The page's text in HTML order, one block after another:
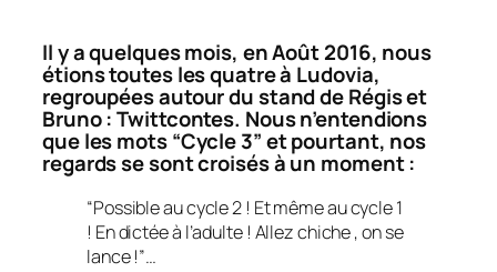
Il y a quelques mois, en Août 2016, nous
étions toutes les quatre à Ludovia,
regroupées autour du stand de Régis et
Bruno : Twittcontes. Nous n’entendions
que les mots “Cycle 3” et pourtant, nos
regards se sont croisés à un moment :
“Possible au cycle 2 ! Et même au cycle 1
! En dictée à l’adulte ! Allez chiche , on se
lance !”…